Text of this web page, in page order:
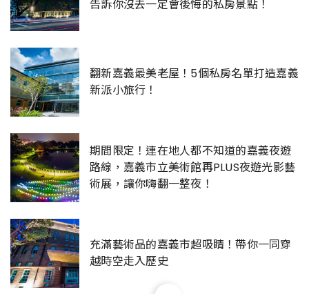
告訴你沒去一定會後悔的私房景點！
翻新嘉義最美老屋！5個私房名單打造嘉義
新派小旅行！
期間限定！連在地人都不知道的嘉義夜遊
路線，嘉義市立美術館再PLUS夜遊光影藝
術展，讓你嗨翻一整夜！
充滿藝術品的嘉義市超吸睛！帶你一同穿
越時空走入歷史